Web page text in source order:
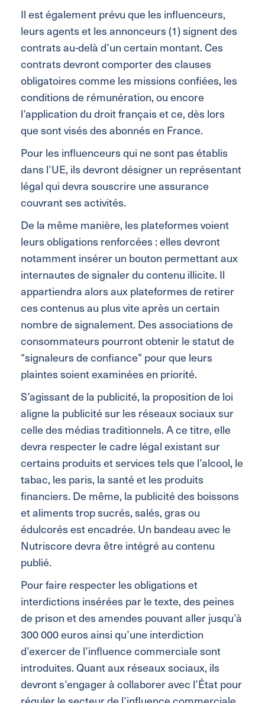
Il est également prévu que les influenceurs,
leurs agents et les annonceurs (1) signent des
contrats au-delà d’un certain montant. Ces
contrats devront comporter des clauses
obligatoires comme les missions confiées, les
conditions de rémunération, ou encore
l’application du droit français et ce, dès lors
que sont visés des abonnés en France.
Pour les influenceurs qui ne sont pas établis
dans l’UE, ils devront désigner un représentant
légal qui devra souscrire une assurance
couvrant ses activités.
De la même manière, les plateformes voient
leurs obligations renforcées : elles devront
notamment insérer un bouton permettant aux
internautes de signaler du contenu illicite. Il
appartiendra alors aux plateformes de retirer
ces contenus au plus vite après un certain
nombre de signalement. Des associations de
consommateurs pourront obtenir le statut de
“signaleurs de confiance” pour que leurs
plaintes soient examinées en priorité.
S’agissant de la publicité, la proposition de loi
aligne la publicité sur les réseaux sociaux sur
celle des médias traditionnels. A ce titre, elle
devra respecter le cadre légal existant sur
certains produits et services tels que l’alcool, le
tabac, les paris, la santé et les produits
financiers. De même, la publicité des boissons
et aliments trop sucrés, salés, gras ou
édulcorés est encadrée. Un bandeau avec le
Nutriscore devra être intégré au contenu
publié.
Pour faire respecter les obligations et
interdictions insérées par le texte, des peines
de prison et des amendes pouvant aller jusqu’à
300 000 euros ainsi qu’une interdiction
d’exercer de l’influence commerciale sont
introduites. Quant aux réseaux sociaux, ils
devront s’engager à collaborer avec l’État pour